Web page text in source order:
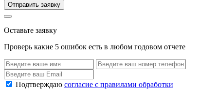
Отправить заявку
Оставьте заявку
Проверь какие 5 ошибок есть в любом годовом отчете
Подтверждаю согласие с правилами обработки